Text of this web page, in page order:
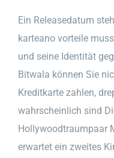
Ein Releasedatum
karteano vorteile
und seine Identität
Bitwala können Sie
Kreditkarte zahlen,
wahrscheinlich sind
Hollywoodtraumpaar
erwartet ein zweites